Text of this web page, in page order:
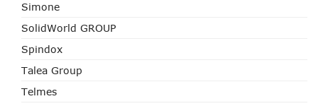
Simone
SolidWorld GROUP
Spindox
Talea Group
Telmes